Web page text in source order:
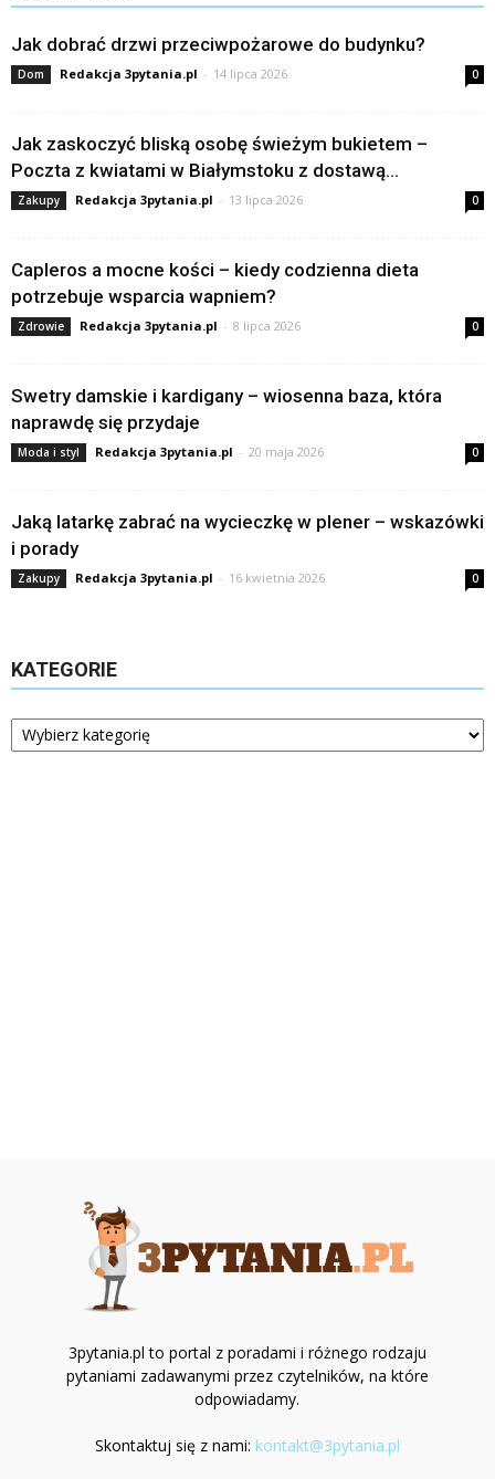
Jak dobrać drzwi przeciwpożarowe do budynku?
Dom Redakcja 3pytania.pl - 14 lipca 2026 0
Jak zaskoczyć bliską osobę świeżym bukietem –
Poczta z kwiatami w Białymstoku z dostawą...
Zakupy Redakcja 3pytania.pl - 13 lipca 2026 0
Capleros a mocne kości – kiedy codzienna dieta
potrzebuje wsparcia wapniem?
Zdrowie Redakcja 3pytania.pl - 8 lipca 2026 0
Swetry damskie i kardigany – wiosenna baza, która
naprawdę się przydaje
Moda i styl Redakcja 3pytania.pl - 20 maja 2026 0
Jaką latarkę zabrać na wycieczkę w plener – wskazówki
i porady
Zakupy Redakcja 3pytania.pl - 16 kwietnia 2026 0
KATEGORIE
Kategorie
3pytania.pl to portal z poradami i różnego rodzaju
pytaniami zadawanymi przez czytelników, na które
odpowiadamy.
Skontaktuj się z nami: kontakt@3pytania.pl